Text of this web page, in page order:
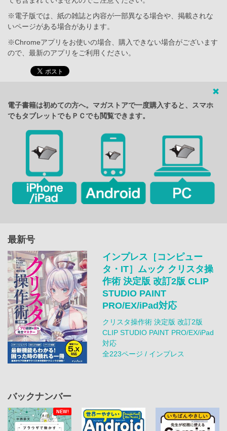
※電子版では、紙の雑誌と内容が一部異なる場合や、掲載されな
いページがある場合があります。
※Chromeアプリをお使いの場合、購入できない場合がございます
ので、最新のアプリをご利用ください。
電子書籍は初めての方へ。マガストアで一度購入すると、スマホ
でもタブレットでもＰＣでも閲覧できます。
最新号
インプレス［コンピュー
タ・IT］ムック クリスタ操
作術 決定版 改訂2版 CLIP
STUDIO PAINT
PRO/EX/iPad対応
クリスタ操作術 決定版 改訂2版
CLIP STUDIO PAINT PRO/EX/iPad
対応
全223ページ / インプレス
バックナンバー
NEW!